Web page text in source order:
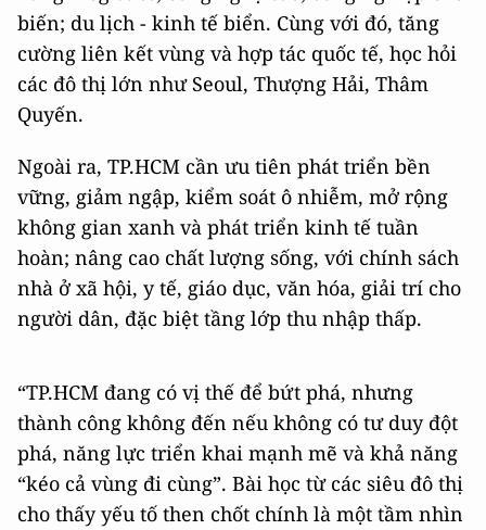
biến; du lịch - kinh tế biển. Cùng với đó, tăng
cường liên kết vùng và hợp tác quốc tế, học hỏi
các đô thị lớn như Seoul, Thượng Hải, Thâm
Quyến.
Ngoài ra, TP.HCM cần ưu tiên phát triển bền
vững, giảm ngập, kiểm soát ô nhiễm, mở rộng
không gian xanh và phát triển kinh tế tuần
hoàn; nâng cao chất lượng sống, với chính sách
nhà ở xã hội, y tế, giáo dục, văn hóa, giải trí cho
người dân, đặc biệt tầng lớp thu nhập thấp.
“TP.HCM đang có vị thế để bứt phá, nhưng
thành công không đến nếu không có tư duy đột
phá, năng lực triển khai mạnh mẽ và khả năng
“kéo cả vùng đi cùng”. Bài học từ các siêu đô thị
cho thấy yếu tố then chốt chính là một tầm nhìn